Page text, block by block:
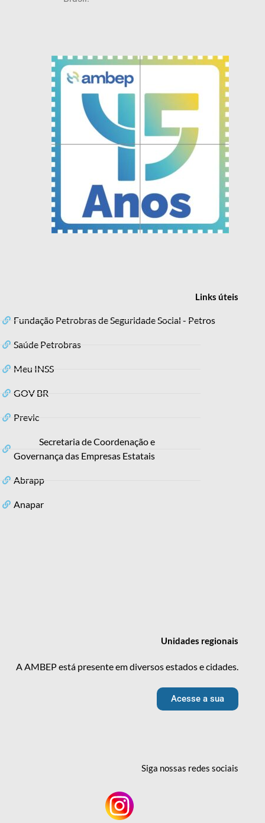
Linksúteis
Fundação Petrobras de Seguridade Social - Petros
Saúde Petrobras
Meu INSS
GOV BR
Previc
Secretaria de Coordenação e
Governança das Empresas Estatais
Abrapp
Anapar
Unidades regionais
A AMBEP está presente em diversos estados e cidades.
Acesse a sua
Siga nossas redessociais